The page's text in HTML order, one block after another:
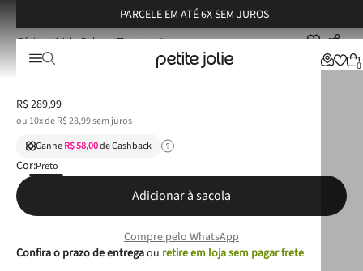
PARCELE EM ATÉ 6X SEM JUROS
0
Bolsas Tiracolo Bolsa Petite Jolie Lauren Preto PJ11015
Bolsa Petite Jolie Lauren Preto PJ11015
R$ 289,99
ou 10x deR$28,99sem juros
GanheR$ 58,00de Cashback
Cor:Preto
Adicionar à sacola
Compre pelo WhatsApp
Confira o prazo de entregaou retire em loja sem pagar frete